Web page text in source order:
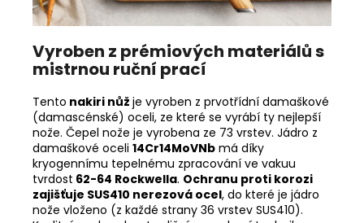
Vyroben z prémiových materiálů s
mistrnou ruční prací
Tento nakiri nůž je vyroben z prvotřídní damaškové
(damascénské) oceli, ze které se vyrábí ty nejlepší
nože. Čepel nože je vyrobena ze 73 vrstev. Jádro z
damaškové oceli 14Cr14MoVNb má díky
kryogennímu tepelnému zpracování ve vakuu
tvrdost 62-64 Rockwella. Ochranu proti korozi
zajišťuje SUS410 nerezová ocel, do které je jádro
nože vloženo (z každé strany 36 vrstev SUS410).